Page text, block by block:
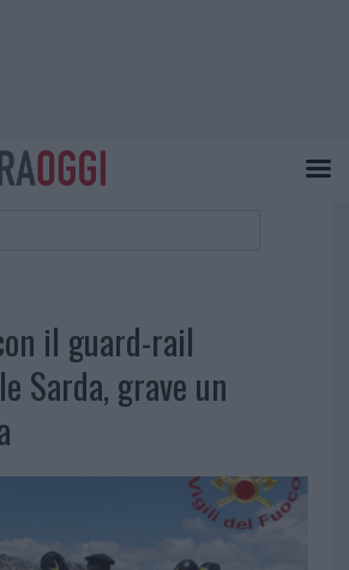
il guard-rail
Sarda, grave un